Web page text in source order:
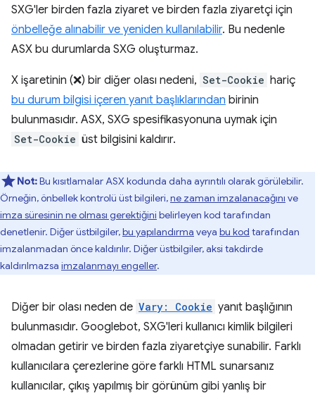
SXG'ler birden fazla ziyaret ve birden fazla ziyaretçi için
önbelleğe alınabilir ve yeniden kullanılabilir. Bu nedenle
ASX bu durumlarda SXG oluşturmaz.
X işaretinin (❌) bir diğer olası nedeni, Set-Cookie hariç
bu durum bilgisi içeren yanıt başlıklarından birinin
bulunmasıdır. ASX, SXG spesifikasyonuna uymak için
Set-Cookie üst bilgisini kaldırır.
Not:Bu kısıtlamalar ASX kodunda daha ayrıntılı olarak görülebilir.
Örneğin, önbellek kontrolü üst bilgileri,ne zaman imzalanacağını ve
imza süresinin ne olması gerektiğini belirleyen kod tarafından
denetlenir. Diğer üstbilgiler,bu yapılandırma veya bu kod tarafından
imzalanmadan önce kaldırılır. Diğer üstbilgiler, aksi takdirde
kaldırılmazsa imzalanmayı engeller.
Diğer bir olası neden de Vary: Cookie yanıt başlığının
bulunmasıdır. Googlebot, SXG'leri kullanıcı kimlik bilgileri
olmadan getirir ve birden fazla ziyaretçiye sunabilir. Farklı
kullanıcılara çerezlerine göre farklı HTML sunarsanız
kullanıcılar, çıkış yapılmış bir görünüm gibi yanlış bir